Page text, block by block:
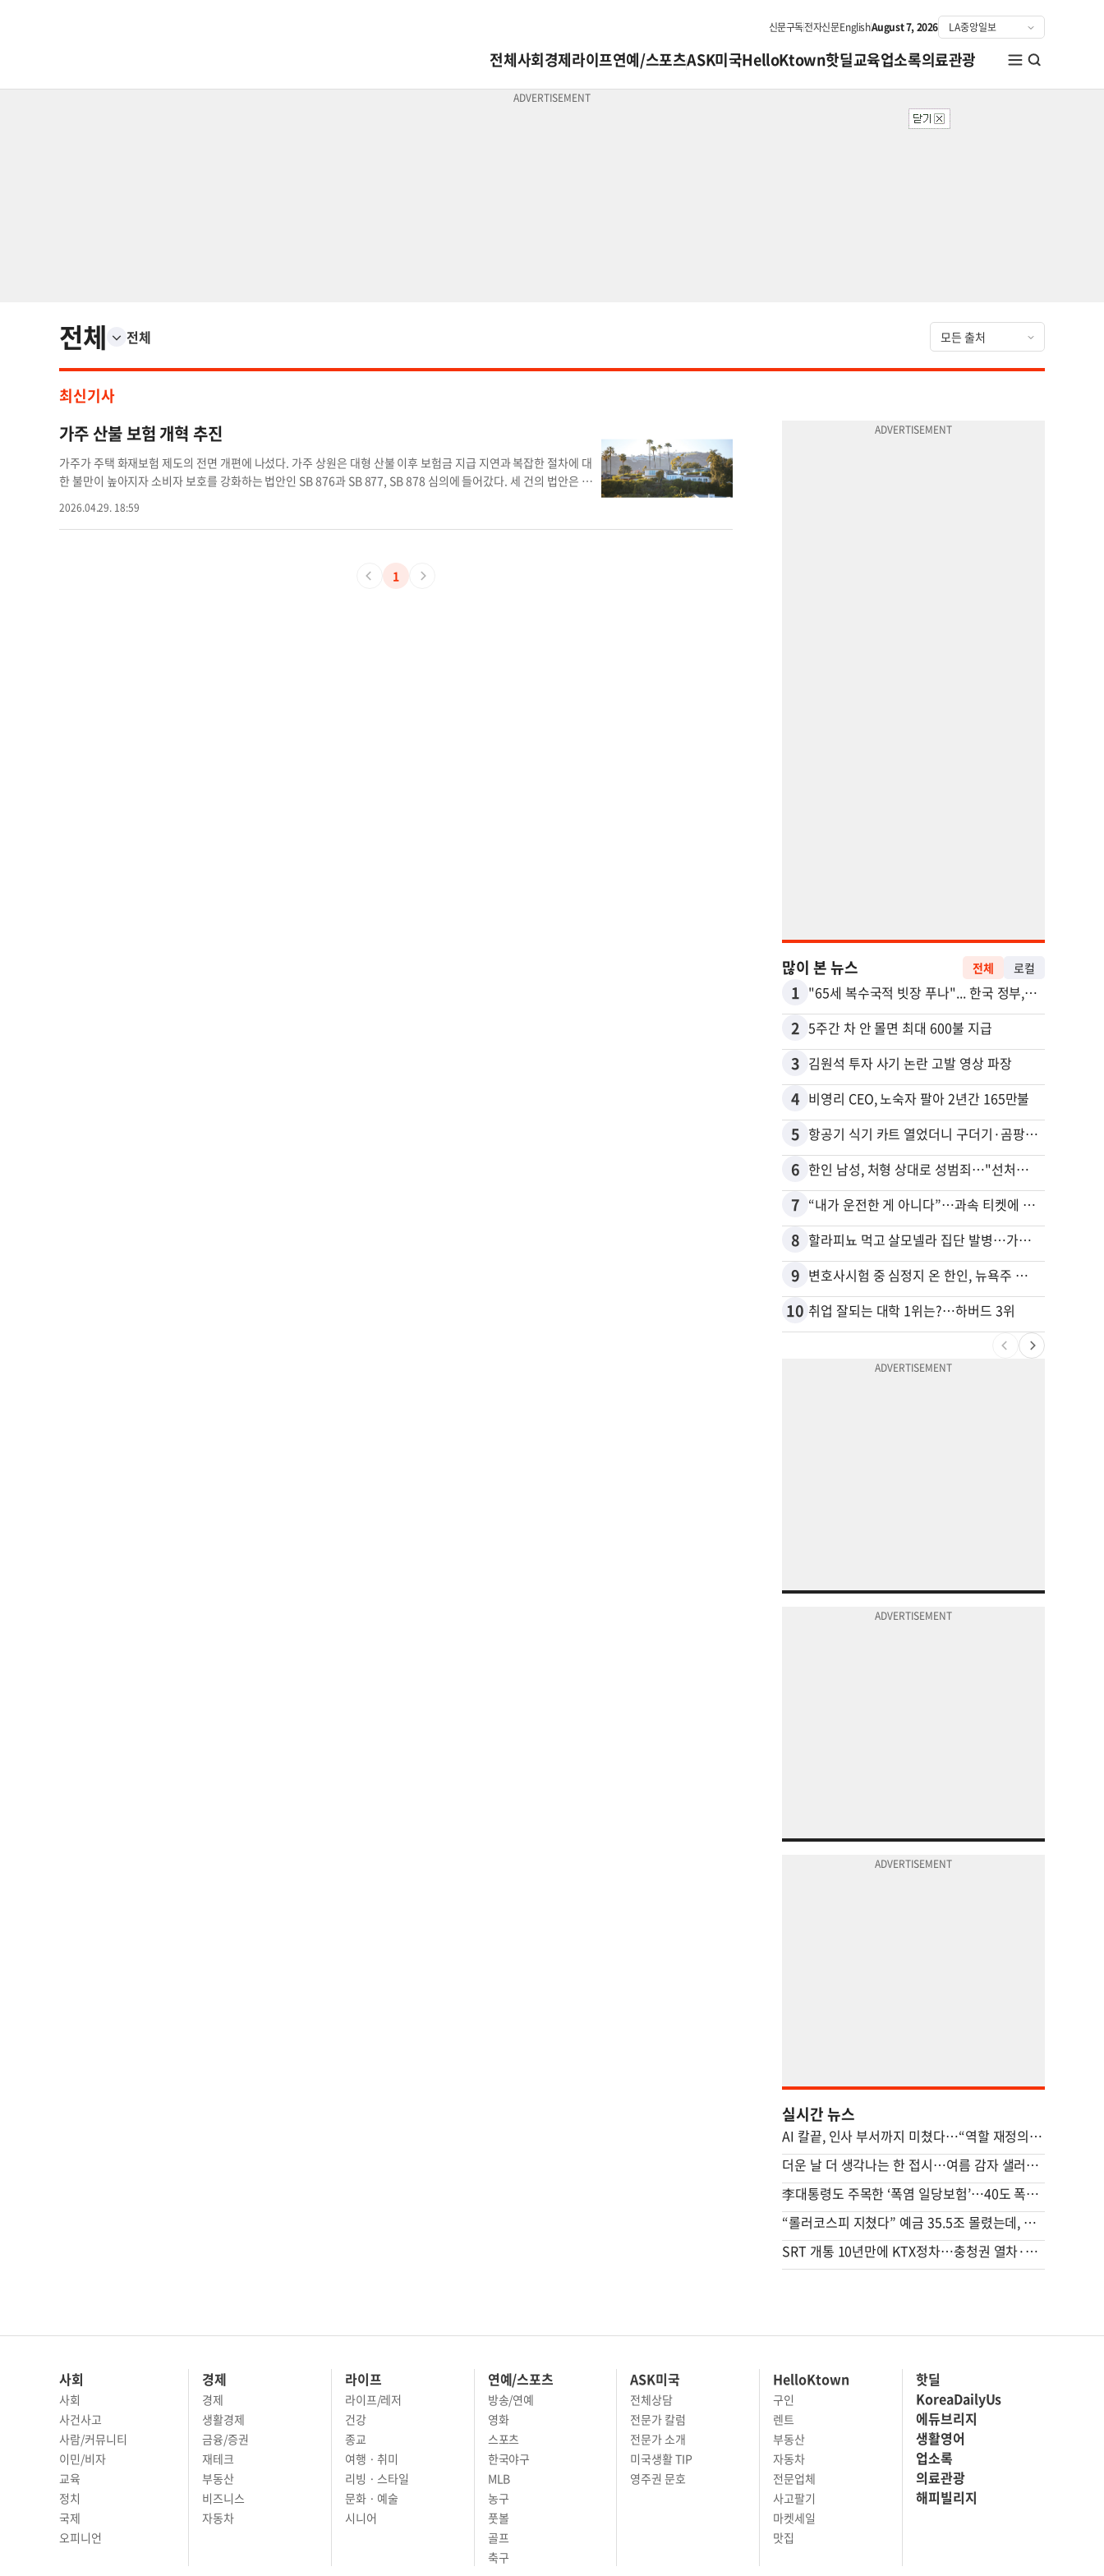
신문구독전자신문EnglishAugust 7, 2026
전체사회경제라이프연예/스포츠ASK미국HelloKtown핫딜교육업소록의료관광
전체 전체
최신기사
가주 산불 보험 개혁 추진
가주가 주택 화재보험 제도의 전면 개편에 나섰다. 가주 상원은 대형 산불 이후 보험금 지급 지연과 복잡한 절차에 대
한 불만이 높아지자 소비자 보호를 강화하는 법안인 SB 876과 SB 877, SB 878 심의에 들어갔다. 세 건의 법안은 가
각 보상과 예방, 시장 안정 역할을 나누어 맡는다. 입법 패키지의 핵심 법안은 재난복구개혁법인 SB-876이다. 이 법
안은 보험사가 담당 손해사정인을 교체할 경우 5일 안에 피보험자에게 서면으로 알리도록 했다. 주택이 완파된 경우
함께 생활비 지원 확대와 보험 갱신 보장, 2년마다 재난 대응 계획 제출, 벌금 강화를 명시했다. SB-877은 산불 예방
과 주택 강화법으로 예방에 초점을 맞춘다. 주택 소유주가 내화 장치를 할 경우 보험사는 의무적으로 보험료 할인에 반
2026.04.29. 18:59
1
많이 본 뉴스 전체 로컬
1 "65세 복수국적 빗장 푸나"... 한국 정부, 연령 완화 전면 추진
2 5주간 차 안 몰면 최대 600불 지급
3 김원석 투자 사기 논란 고발 영상 파장
4 비영리 CEO, 노숙자 팔아 2년간 165만불
5 항공기 식기 카트 열었더니 구더기·곰팡이…LAX 기내식 업체 논란
6 한인 남성, 처형 상대로 성범죄…"선처해줬더니 배신자 취급"
7 “내가 운전한 게 아니다”…과속 티켓에 오토파일럿 탓한 운전자
8 할라피뇨 먹고 살모넬라 집단 발병…가주 등 27개 주 확산
9 변호사시험 중 심정지 온 한인, 뉴욕주 제소
10 취업 잘되는 대학 1위는?…하버드 3위
실시간 뉴스
AI 칼끝, 인사 부서까지 미쳤다…“역할 재정의 못하면 멸종”
더운 날 더 생각나는 한 접시…여름 감자 샐러드 [쿠킹]
李대통령도 주목한 ‘폭염 일당보험’…40도 폭염에 기후보험 뜬다
“롤러코스피 지쳤다” 예금 35.5조 몰렸는데, 금리 떨어진 이유
SRT 개통 10년만에 KTX정차…충청권 열차·버스 노선 대대적 확충
사회
사회
사건사고
사람/커뮤니티
이민/비자
교육
정치
국제
오피니언
경제
경제
생활경제
금융/증권
재테크
부동산
비즈니스
자동차
라이프
라이프/레저
건강
종교
여행 · 취미
리빙 · 스타일
문화 · 예술
시니어
연예/스포츠
방송/연예
영화
스포츠
한국야구
MLB
농구
풋볼
골프
축구
ASK미국
전체상담
전문가 칼럼
전문가 소개
미국생활 TIP
영주권 문호
HelloKtown
구인
렌트
부동산
자동차
전문업체
사고팔기
마켓세일
맛집
핫딜
KoreaDailyUs
에듀브리지
생활영어
업소록
의료관광
해피빌리지